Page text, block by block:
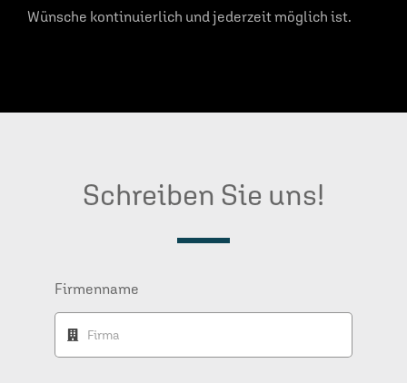
Wünsche kontinuierlich und jederzeit möglich ist.
Schreiben Sie uns!
Firmenname